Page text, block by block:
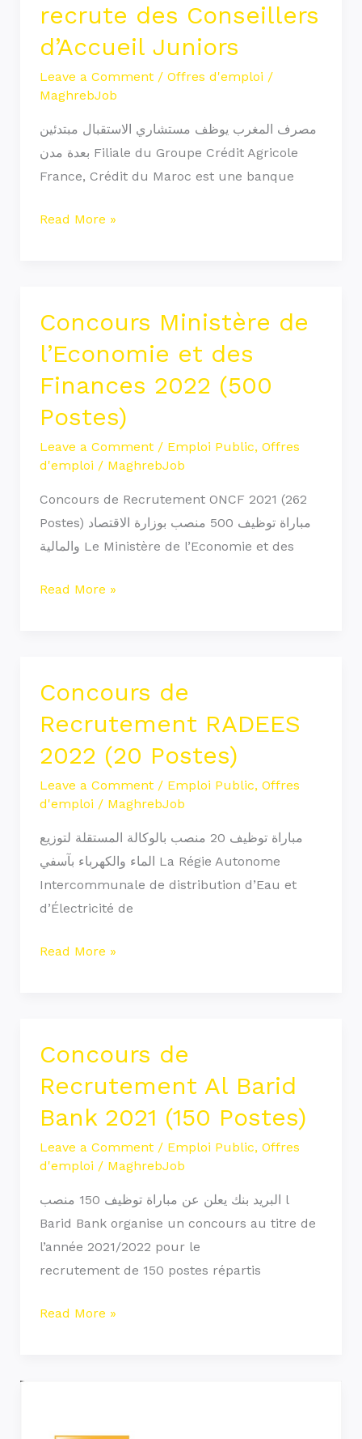
recrute des Conseillers
d’Accueil Juniors
Leave a Comment / Offres d'emploi /
MaghrebJob
مصرف المغرب يوظف مستشاري الاستقبال مبتدئين
بعدة مدن Filiale du Groupe Crédit Agricole
France, Crédit du Maroc est une banque
Maroc
recrute
des
Conseillers
Read More »
Concours Ministère de
l’Economie et des
Finances 2022 (500
Postes)
Leave a Comment / Emploi Public, Offres
d'emploi / MaghrebJob
Concours de Recrutement ONCF 2021 (262
Postes) مباراة توظيف 500 منصب بوزارة الاقتصاد
والمالية Le Ministère de l’Economie et des
Concours
de
l’Economie
et
Finances
(500
Postes)
Read More »
Concours de
Recrutement RADEES
2022 (20 Postes)
Leave a Comment / Emploi Public, Offres
d'emploi / MaghrebJob
مباراة توظيف 20 منصب بالوكالة المستقلة لتوزيع
الماء والكهرباء بآسفي La Régie Autonome
Intercommunale de distribution d’Eau et
d’Électricité de
Concours
Recrutement
RADEES
2022
(20
Read More »
Concours de
Recrutement Al Barid
Bank 2021 (150 Postes)
Leave a Comment / Emploi Public, Offres
d'emploi / MaghrebJob
البريد بنك يعلن عن مباراة توظيف 150 منصب l
Barid Bank organise un concours au titre de
l’année 2021/2022 pour le
recrutement de 150 postes répartis
Concours
Recrutement
Al
Barid
Bank
Read More »